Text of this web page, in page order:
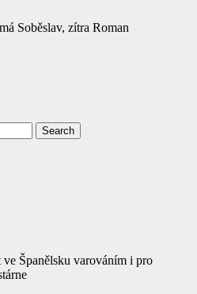
Soběslav, zítra Roman
Search
Španělsku varováním i pro